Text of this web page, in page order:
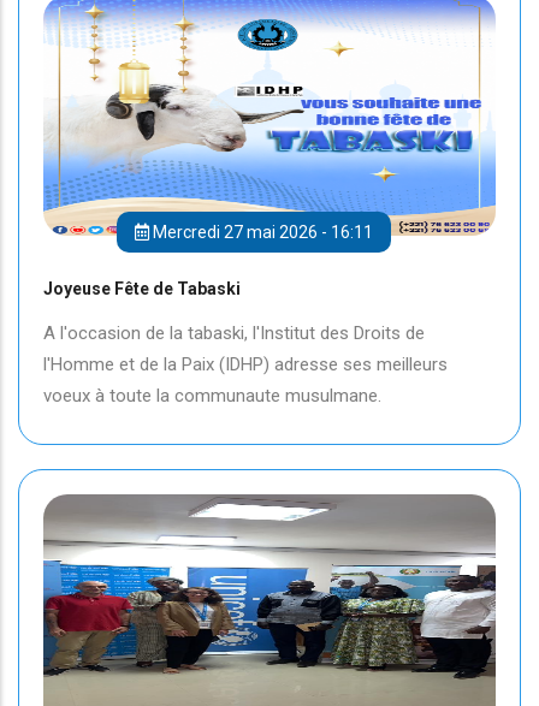
Mercredi 27 mai 2026 - 16:11
Joyeuse Fête de Tabaski
A l'occasion de la tabaski, l'Institut des Droits de
l'Homme et de la Paix (IDHP) adresse ses meilleurs
voeux à toute la communaute musulmane.